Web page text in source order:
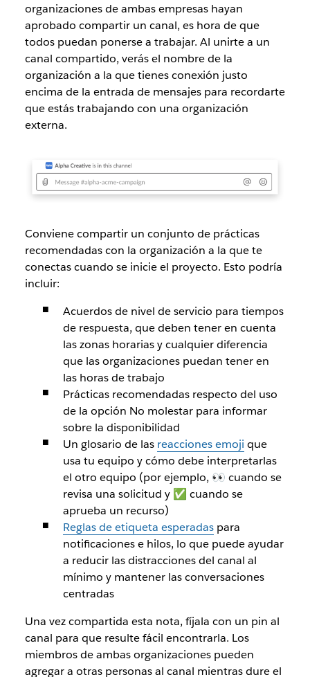
organizaciones de ambas empresas hayan
aprobado compartir un canal, es hora de que
todos puedan ponerse a trabajar. Al unirte a un
canal compartido, verás el nombre de la
organización a la que tienes conexión justo
encima de la entrada de mensajes para recordarte
que estás trabajando con una organización
externa.
Conviene compartir un conjunto de prácticas
recomendadas con la organización a la que te
conectas cuando se inicie el proyecto. Esto podría
incluir:
Acuerdos de nivel de servicio para tiempos
de respuesta, que deben tener en cuenta
las zonas horarias y cualquier diferencia
que las organizaciones puedan tener en
las horas de trabajo
Prácticas recomendadas respecto del uso
de la opción No molestar para informar
sobre la disponibilidad
Un glosario de las reacciones emoji que
usa tu equipo y cómo debe interpretarlas
el otro equipo (por ejemplo, 👀 cuando se
revisa una solicitud y ✅ cuando se
aprueba un recurso)
Reglas de etiqueta esperadaspara
notificaciones e hilos, lo que puede ayudar
a reducir las distracciones del canal al
mínimo y mantener las conversaciones
centradas
Una vez compartida esta nota, fíjala con un pin al
canal para que resulte fácil encontrarla. Los
miembros de ambas organizaciones pueden
agregar a otras personas al canal mientras dure el